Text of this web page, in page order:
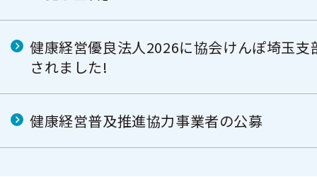
健康経営優良法人2026に協会けんぽ埼玉支
されました!
健康経営普及推進協力事業者の公募